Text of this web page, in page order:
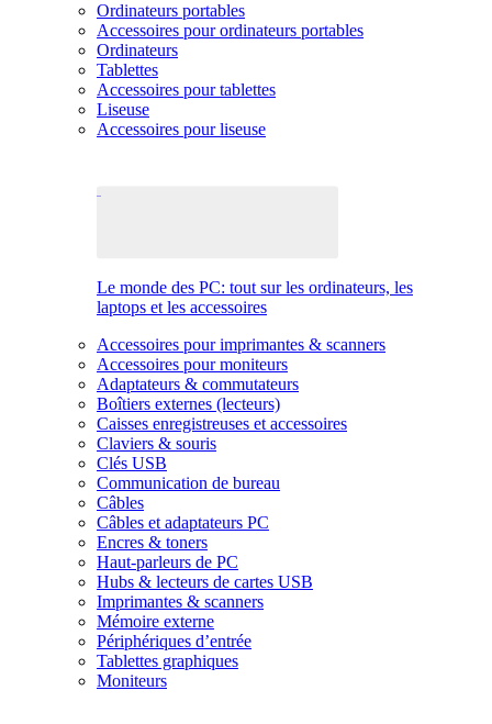
Ordinateurs portables
Accessoires pour ordinateurs portables
Ordinateurs
Tablettes
Accessoires pour tablettes
Liseuse
Accessoires pour liseuse
Le monde des PC: tout sur les ordinateurs, les
laptops et les accessoires
Accessoires pour imprimantes & scanners
Accessoires pour moniteurs
Adaptateurs & commutateurs
Boîtiers externes (lecteurs)
Caisses enregistreuses et accessoires
Claviers & souris
Clés USB
Communication de bureau
Câbles
Câbles et adaptateurs PC
Encres & toners
Haut-parleurs de PC
Hubs & lecteurs de cartes USB
Imprimantes & scanners
Mémoire externe
Périphériques d’entrée
Tablettes graphiques
Moniteurs